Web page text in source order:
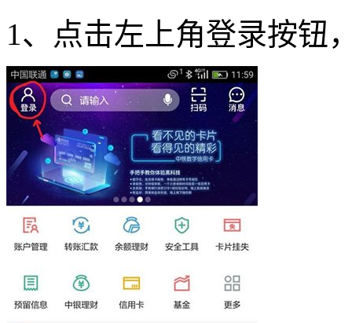
1、点击左上角登录按钮